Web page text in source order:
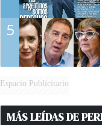
5
Espacio Publicitario
MÁS LEÍDAS DE